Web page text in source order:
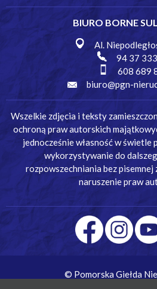
BIURO BORNE
Al.
94 37
608 689
biuro@pgn-
Wszelkie zdjęcia i teksty
ochroną praw autorskich
jednocześnie własność w
wykorzystywanie do
rozpowszechniania bez
naruszenie praw
© Pomorska Giełda